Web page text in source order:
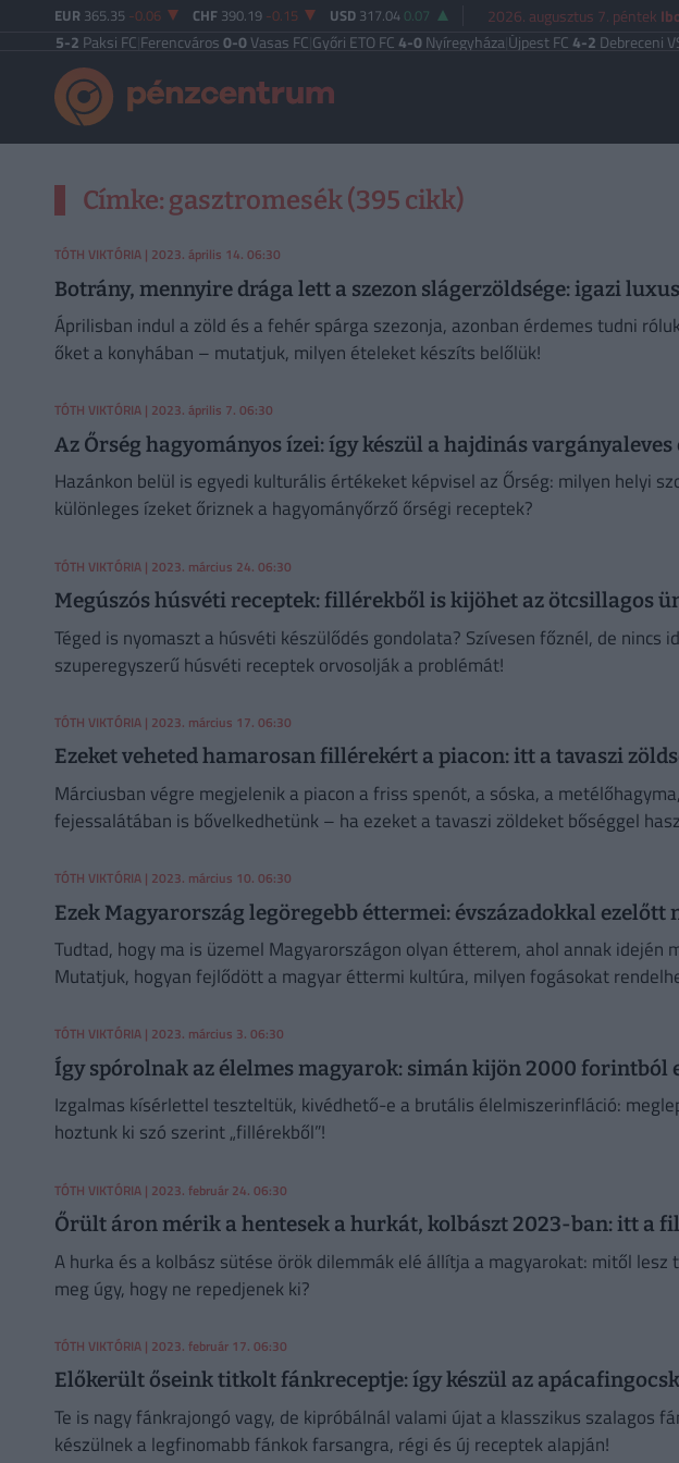
EUR 365.35 -0.06 CHF 390.19 -0.15 USD 317.04 0.07 2026. augusztus 7. péntek
Paksi FC|Ferencváros0-0Vasas FC|Győri ETO FC4-0Nyíregyháza|Újpest FC4-2Debreceni VSC|
Címke: gasztromesék (395 cikk)
TÓTH VIKTÓRIA | 2023. április 14. 06:30
Botrány, mennyire drága lett a szezon slágerzöldsége: igazi
Áprilisban indul a zöld és a fehér spárga szezonja, azonban érdemes tudni
őket a konyhában – mutatjuk, milyen ételeket készíts belőlük!
TÓTH VIKTÓRIA | 2023. április 7. 06:30
Az Őrség hagyományos ízei: így készül a hajdinás
Hazánkon belül is egyedi kulturális értékeket képvisel az Őrség: milyen helyi
különleges ízeket őriznek a hagyományőrző őrségi receptek?
TÓTH VIKTÓRIA | 2023. március 24. 06:30
Megúszós húsvéti receptek: fillérekből is kijöhet az ötcsillagos
Téged is nyomaszt a húsvéti készülődés gondolata? Szívesen főznél, de nincs
szuperegyszerű húsvéti receptek orvosolják a problémát!
TÓTH VIKTÓRIA | 2023. március 17. 06:30
Ezeket veheted hamarosan fillérekért a piacon: itt a tavaszi
Márciusban végre megjelenik a piacon a friss spenót, a sóska, a
fejessalátában is bővelkedhetünk – ha ezeket a tavaszi zöldeket bőséggel
TÓTH VIKTÓRIA | 2023. március 10. 06:30
Ezek Magyarország legöregebb éttermei: évszázadokkal
Tudtad, hogy ma is üzemel Magyarországon olyan étterem, ahol annak idején
Mutatjuk, hogyan fejlődött a magyar éttermi kultúra, milyen fogásokat
TÓTH VIKTÓRIA | 2023. március 3. 06:30
Így spórolnak az élelmes magyarok: simán kijön 2000 forintból
Izgalmas kísérlettel teszteltük, kivédhető-e a brutális élelmiszerinfláció:
hoztunk ki szó szerint „fillérekből”!
TÓTH VIKTÓRIA | 2023. február 24. 06:30
Őrült áron mérik a hentesek a hurkát, kolbászt 2023-ban: itt a
A hurka és a kolbász sütése örök dilemmák elé állítja a magyarokat: mitől
meg úgy, hogy ne repedjenek ki?
TÓTH VIKTÓRIA | 2023. február 17. 06:30
Előkerült őseink titkolt fánkreceptje: így készül az
Te is nagy fánkrajongó vagy, de kipróbálnál valami újat a klasszikus szalagos
készülnek a legfinomabb fánkok farsangra, régi és új receptek alapján!